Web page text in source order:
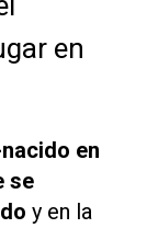
en
en
se
y en la